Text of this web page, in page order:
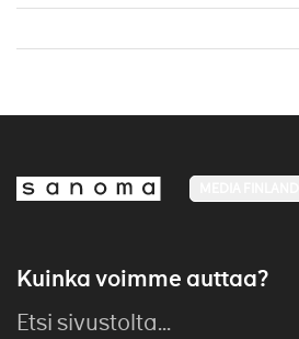
Kuinka voimme auttaa?